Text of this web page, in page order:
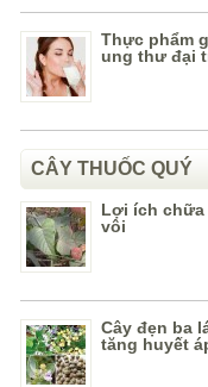
Thực phẩm
ung thư đại
CÂY THUỐC QUÝ
Lợi ích
vôi
Cây đẹn ba
tăng huyết